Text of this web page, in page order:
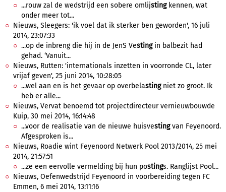
...rouw zal de wedstrijd een sobere omlijstingkennen, wat
onder meer tot...
Nieuws, Sleegers: 'ik voel dat ik sterker ben geworden', 16 juli
2014, 23:07:33
...op de inbreng die hij in de JenS Vestingin balbezit had
gehad. ‘Vanuit...
Nieuws, Rutten: 'internationals inzetten in voorronde CL, later
vrijaf geven', 25 juni 2014, 10:28:05
...wel aan en is het gevaar op overbelastingniet zo groot. Ik
heb er alle...
Nieuws, Vervat benoemd tot projectdirecteur vernieuwbouwde
Kuip, 30 mei 2014, 16:14:48
...voor de realisatie van de nieuwe huisvestingvan Feyenoord.
Afgesproken is...
Nieuws, Roadie wint Feyenoord Netwerk Pool 2013/2014, 25 mei
2014, 21:57:51
...ze een eervolle vermelding bij hun postings. Ranglijst Pool...
Nieuws, Oefenwedstrijd Feyenoord in voorbereiding tegen FC
Emmen, 6 mei 2014, 13:11:16